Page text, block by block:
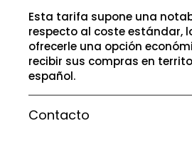
Esta tarifa supone una
respecto al coste estándar,
ofrecerle una opción
recibir sus compras en
español.
Contacto